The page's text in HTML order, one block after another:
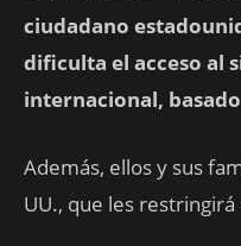
ciudadano
dificulta el acceso al
internacional,
Además, ellos y sus
UU., que les restringirá